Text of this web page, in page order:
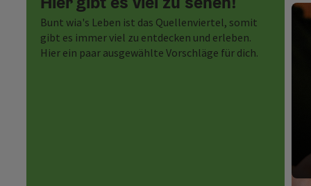
Bunt wia's Leben ist das Quellenviertel, somit
gibt es immer viel zu entdecken und erleben.
Hier ein paar ausgewählte Vorschläge für dich.